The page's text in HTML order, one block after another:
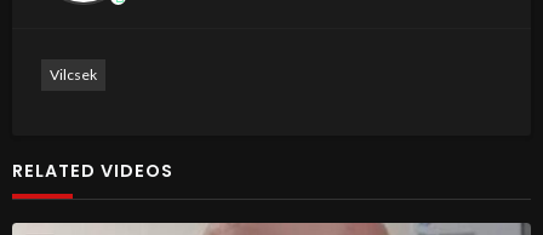
Vilcsek
RELATED VIDEOS